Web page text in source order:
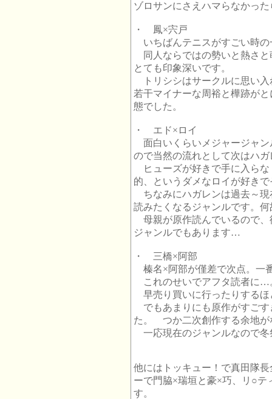
ゾロサンにさえハマらなかっ
・ 鳳×宍戸
いちばんテニスがすごい時の
同人ならではの勢いと熱さと
とても印象深いです。
トリシシはサークルに思い入
若干マイナーな周裕と樺跡が
態でした。
・ エド×ロイ
面白いくらいメジャージャン
ので当然の流れとして次はハガ
ヒューズが好きで手に入らな
的、というダメなロイが好き
ちなみにハガレンは過去～現
読みたくなるジャンルです。
母親が原作読んでいるので、
ジャンルでもあります…
・ 三橋×阿部
榛名×阿部が僅差で次点。一
これのせいでアフタ読者に…
早売り買いに行ったりするほ
でもあまりにも原作がすごす
た。 つか二次創作する余地が
一応現在のジャンルなので冬
他にはトッキュー！で真田隊
ーで門脇×瑞垣と豪×巧、リ○テ
す。